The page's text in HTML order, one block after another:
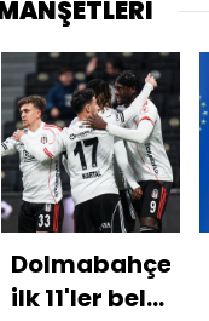
Dolmabahçe'de
ilk 11'ler belli